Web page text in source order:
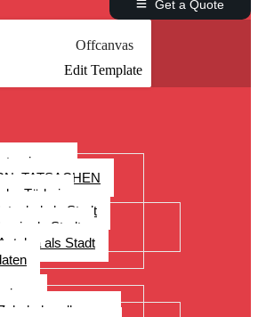
Get a Quote
Offcanvas
Edit Template
TATSACHEN
Türkei
als Stadt
als Stadt
Antalya als Stadt